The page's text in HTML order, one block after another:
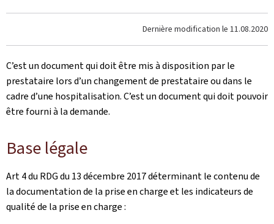
Dernière modification le 11.08.2020
C’est un document qui doit être mis à disposition par le
prestataire lors d’un changement de prestataire ou dans le
cadre d’une hospitalisation. C’est un document qui doit pouvoir
être fourni à la demande.
Base légale
Art 4 du RDG du 13 décembre 2017 déterminant le contenu de
la documentation de la prise en charge et les indicateurs de
qualité de la prise en charge :